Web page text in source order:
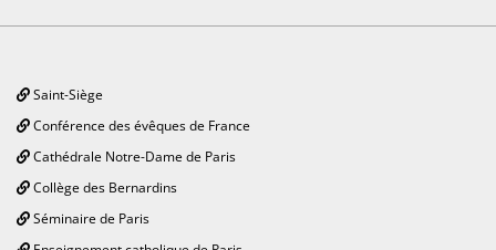
Saint-Siège
Conférence des évêques de France
Cathédrale Notre-Dame de Paris
Collège des Bernardins
Séminaire de Paris